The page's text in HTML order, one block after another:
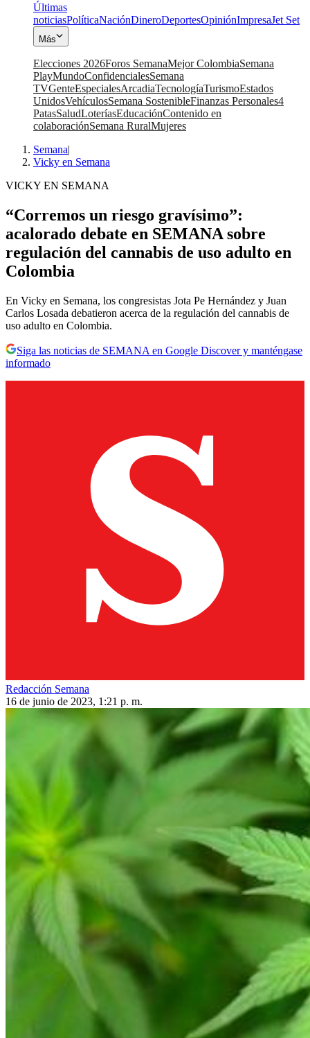
Últimas
noticiasPolíticaNaciónDineroDeportesOpiniónImpresaJet Set
Más
Elecciones 2026Foros SemanaMejor ColombiaSemana
PlayMundoConfidencialesSemana
TVGenteEspecialesArcadiaTecnologíaTurismoEstados
UnidosVehículosSemana SostenibleFinanzas Personales4
PatasSaludLoteríasEducaciónContenido en
colaboraciónSemana RuralMujeres
Semana|
Vicky en Semana
VICKY EN SEMANA
“Corremos un riesgo gravísimo”:
acalorado debate en SEMANA sobre
regulación del cannabis de uso adulto en
Colombia
En Vicky en Semana, los congresistas Jota Pe Hernández y Juan
Carlos Losada debatieron acerca de la regulación del cannabis de
uso adulto en Colombia.
Siga las noticias de SEMANA en Google Discover y manténgase
informado
Redacción Semana
16 de junio de 2023, 1:21 p. m.